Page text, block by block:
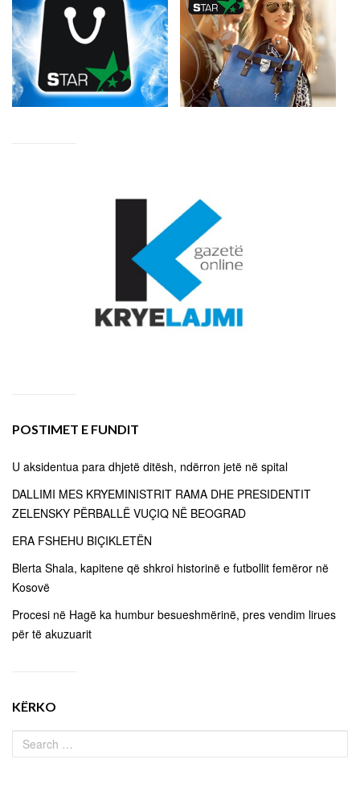
POSTIMET E FUNDIT
U aksidentua para dhjetë ditësh, ndërron jetë në spital
DALLIMI MES KRYEMINISTRIT RAMA DHE PRESIDENTIT
ZELENSKY PËRBALLË VUÇIQ NË BEOGRAD
ERA FSHEHU BIÇIKLETËN
Blerta Shala, kapitene që shkroi historinë e futbollit femëror në
Kosovë
Procesi në Hagë ka humbur besueshmërinë, pres vendim lirues
për të akuzuarit
KËRKO